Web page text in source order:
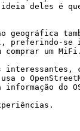
ideia deles é
geográfica
preferindo-se
comprar um
interessantes,
o
do